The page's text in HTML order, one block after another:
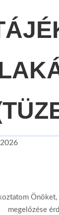
Önöket,
megelőzése